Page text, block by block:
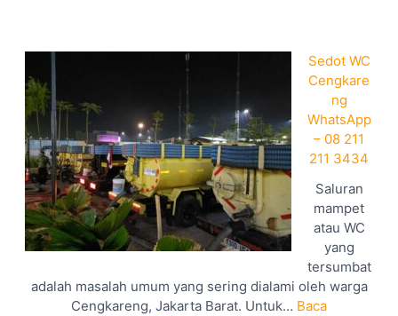
Sedot WC
Cengkare
ng
WhatsApp
– 08 211
211 3434
Saluran
mampet
atau WC
yang
tersumbat
adalah masalah umum yang sering dialami oleh warga
Cengkareng, Jakarta Barat. Untuk… Baca